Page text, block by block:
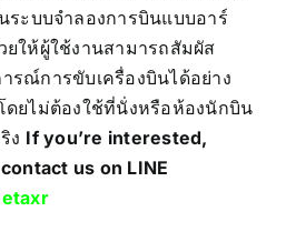
ระบบจำลองการบินแบบอาร์
ยให้ผู้ใช้งานสามารถสัมผัส
รณ์การขับเครื่องบินได้อย่าง
ดยไม่ต้องใช้ที่นั่งหรือห้องนักบิน
ง If you’re interested,
us on LINE